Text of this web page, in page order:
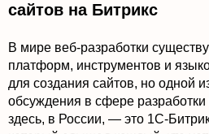
сайтов на Битрикс
В мире веб-разработки
платформ, инструментов и
для создания сайтов, но одной
обсуждения в сфере
здесь, в России, — это 1С-